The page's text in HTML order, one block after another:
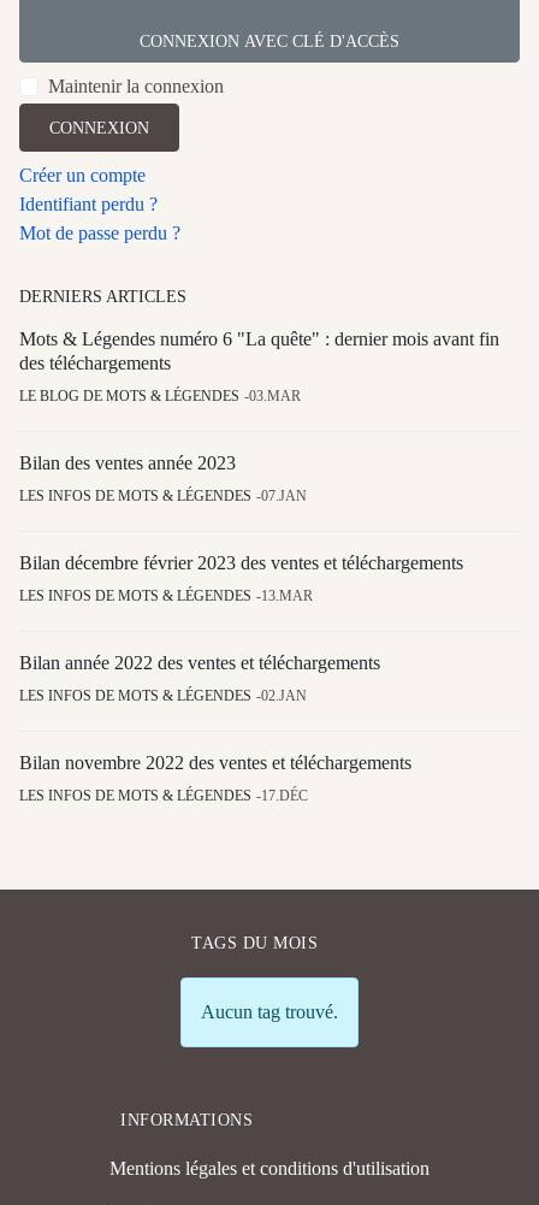
CONNEXION AVEC CLÉ D'ACCÈS
Maintenir la connexion
CONNEXION
Créer un compte
Identifiant perdu ?
Mot de passe perdu ?
DERNIERS ARTICLES
Mots & Légendes numéro 6 "La quête" : dernier mois avant fin
des téléchargements
LE BLOG DE MOTS & LÉGENDES 03.MAR
Bilan des ventes année 2023
LES INFOS DE MOTS & LÉGENDES 07.JAN
Bilan décembre février 2023 des ventes et téléchargements
LES INFOS DE MOTS & LÉGENDES 13.MAR
Bilan année 2022 des ventes et téléchargements
LES INFOS DE MOTS & LÉGENDES 02.JAN
Bilan novembre 2022 des ventes et téléchargements
LES INFOS DE MOTS & LÉGENDES 17.DÉC
TAGS DU MOIS
Info
Aucun tag trouvé.
INFORMATIONS
Mentions légales et conditions d'utilisation